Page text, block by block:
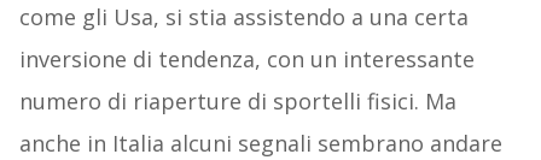
come gli Usa, si stia assistendo a una certa
inversione di tendenza, con un interessante
numero di riaperture di sportelli fisici. Ma
anche in Italia alcuni segnali sembrano andare